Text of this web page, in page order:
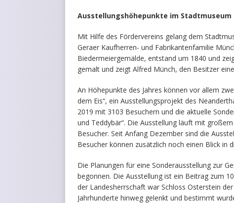
Ausstellungshöhepunkte im Stadtmuseum
Mit Hilfe des Fördervereins gelang dem
Geraer Kaufherren- und Fabrikantenfamilie
Biedermeiergemälde, entstand um 1840 und
gemalt und zeigt Alfred Münch, den Besitzer
An Höhepunkte des Jahres können vor allem
dem Eis“, ein Ausstellungsprojekt des
2019 mit 3103 Besuchern und die aktuelle
und Teddybär“. Die Ausstellung läuft mit
Besucher. Seit Anfang Dezember sind die
Besucher können zusätzlich noch einen Blick in
Die Planungen für eine Sonderausstellung zur
begonnen. Die Ausstellung ist ein Beitrag zum
der Landesherrschaft war Schloss Osterstein
Jahrhunderte hinweg gelenkt und bestimmt